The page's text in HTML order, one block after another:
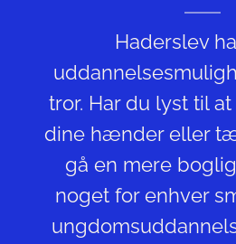
Haderslev
tror. Har du lyst til
dine hænder eller
gå en mere
noget for enhver